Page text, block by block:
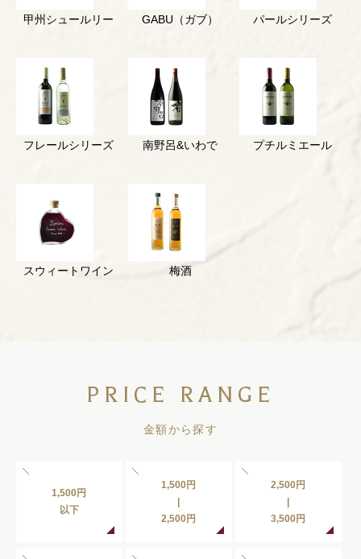
甲州シュールリー GABU（ガブ） パールシリーズ
フレールシリーズ 南野呂&いわで プチルミエール
スウィートワイン 梅酒
PRICE RANGE
金額から探す
1,500円
以下
1,500円
|
2,500円
2,500円
|
3,500円